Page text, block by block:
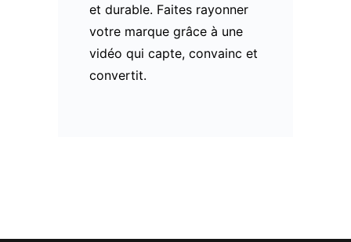
et durable. Faites rayonner
votre marque grâce à une
vidéo qui capte, convainc et
convertit.